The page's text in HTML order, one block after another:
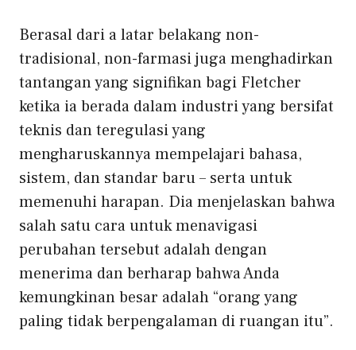
Berasal dari alatar belakang non-
tradisional, non-farmasijuga menghadirkan
tantangan yang signifikan bagi Fletcher
ketika ia berada dalam industri yang bersifat
teknis dan teregulasi yang
mengharuskannya mempelajari bahasa,
sistem, dan standar baru – serta untuk
memenuhi harapan. Dia menjelaskan bahwa
salah satu cara untuk menavigasi
perubahan tersebut adalah dengan
menerima dan berharap bahwa Anda
kemungkinan besar adalah “orang yang
paling tidak berpengalaman di ruangan itu”.